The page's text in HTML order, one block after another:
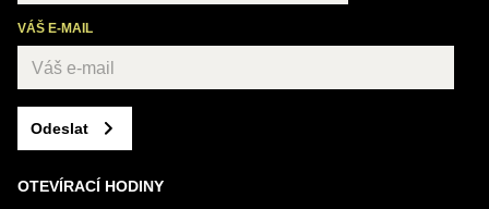
VÁŠ E-MAIL
Odeslat
OTEVÍRACÍ HODINY